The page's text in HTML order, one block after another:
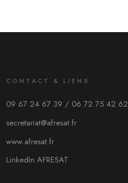
CONTACT & LIENS
09 67 24 67 39 / 06 72 75 42 62
secretariat@afresat.fr
www.afresat.fr
LinkedIn AFRESAT